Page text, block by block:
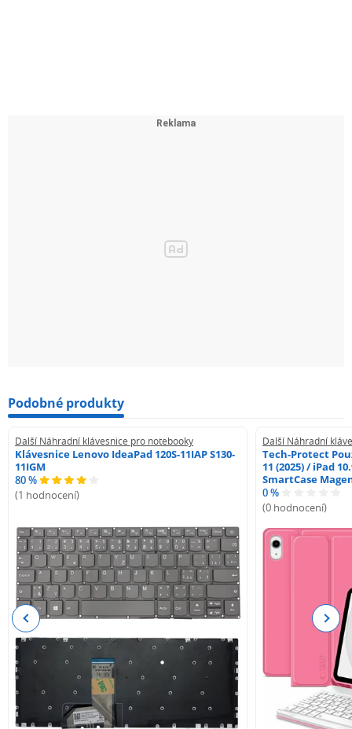
Podobné produkty
Další Náhradní klávesnice pro notebooky
Klávesnice Lenovo IdeaPad 120S-11IAP S130-
11IGM
80 %
(1 hodnocení)
Další Náhradní
Tech-Protect
11 (2025) / iPad
SmartCase
0 %
(0 hodnocení)
Previous Next